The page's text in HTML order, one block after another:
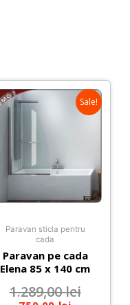
Sale!
Paravan sticla pentru
cada
Paravan pe cada
Elena 85 x 140 cm
1.289,00lei